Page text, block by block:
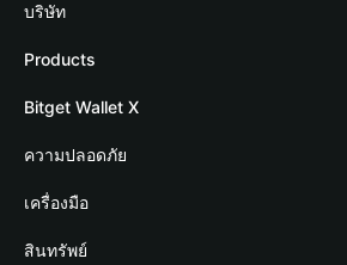
บริษัท
เกี่ยวกับ Bitget Wallet
Blog
Academy
ข่าวสารด้านคริปโต
ศูนย์ช่วยเหลือ
Products
Crypto Card
Stablecoin Earn
Payfi Crypto
Crypto Swap API
Bitget Wallet X
นักพัฒนา
เชื่อมต่อ Wallet
Bitget Wallet Pay
ความปลอดภัย
Protection Fund
เทคโนโลยีความปลอดภัย
เครื่องมือ
ซื้อคริปโต
สินทรัพย์